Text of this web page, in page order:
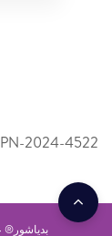
2024-4522
بدياشور®